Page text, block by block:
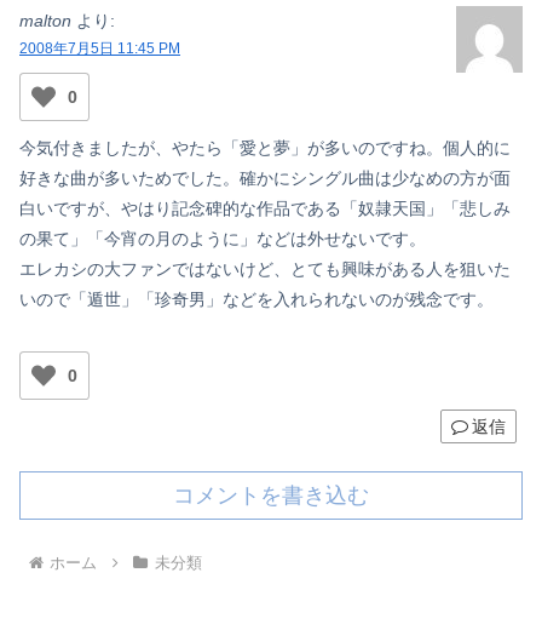
malton より:
2008年7月5日 11:45 PM
0
今気付きましたが、やたら「愛と夢」が多いのですね。個人的に
好きな曲が多いためでした。確かにシングル曲は少なめの方が面
白いですが、やはり記念碑的な作品である「奴隷天国」「悲しみ
の果て」「今宵の月のように」などは外せないです。
エレカシの大ファンではないけど、とても興味がある人を狙いた
いので「遁世」「珍奇男」などを入れられないのが残念です。
0
返信
コメントを書き込む
ホーム 未分類